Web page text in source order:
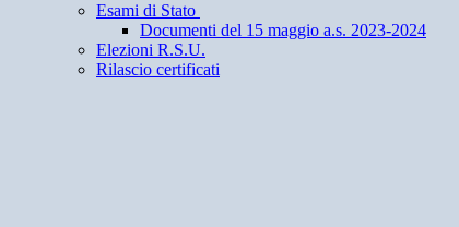
Esami di Stato
Documenti del 15 maggio a.s. 2023-2024
Elezioni R.S.U.
Rilascio certificati